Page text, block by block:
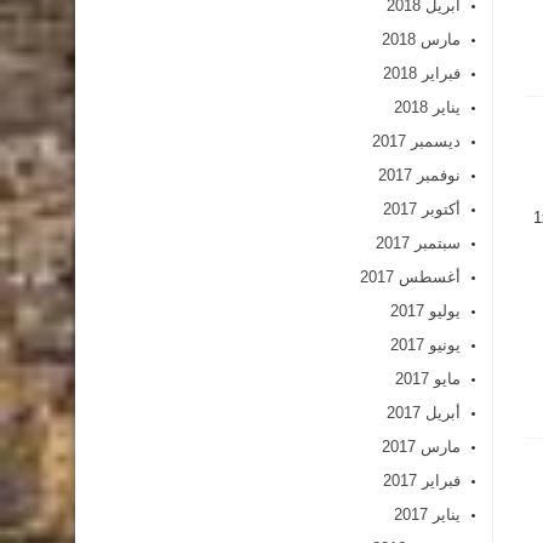
أبريل 2018
مارس 2018
فبراير 2018
يناير 2018
ديسمبر 2017
نوفمبر 2017
أكتوبر 2017
سبتمبر 2017
أغسطس 2017
يوليو 2017
يونيو 2017
مايو 2017
أبريل 2017
مارس 2017
فبراير 2017
يناير 2017